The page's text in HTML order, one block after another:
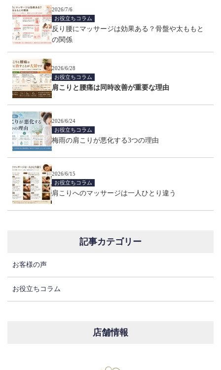
2026/7/6
お役立ちコラム
反り腰にマッサージは効果ある？骨盤や太ももと
の関係
2026/6/28
お役立ちコラム
肩こりと腰痛は同時改善が重要な理由
2026/6/24
お役立ちコラム
梅雨の肩こりが悪化する3つの理由
2026/6/15
お役立ちコラム
肩こりへのマッサージは一人ひとり違う
記事カテゴリー
お客様の声
お役立ちコラム
店舗情報